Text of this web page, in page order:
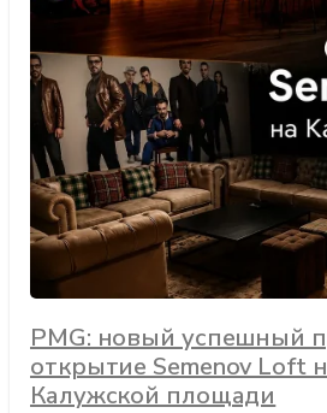
PMG: новый успешный
открытие Semenov Loft
Калужской площади